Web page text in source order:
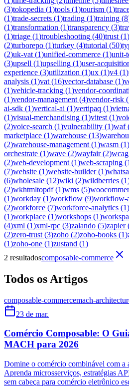
(3)tokopedia (1)tools (1)tourism (1)
(1)trade-secrets (1)trading (1)training (8
(1)transformation (1)transparency (3)
(1)triage (1)troubleshooting (40)trust (1)
(2)turborepo (1)turkey (4)tutorial (50)
(2)uk-vat (1)unified-commerce (1)unit-
(3)upsell (1)upselling (1)user-
experience (3)utilization (1)ux (1)v4 (1)
analysis (1)vat (16)vector-database (1)
(1)vehicle-tracking (1)vendor-
(1)vendor-management (4)vendor-risk (
ai-sdk (1)vertical-ai (1)vertipaq (1)
(1)visual-merchandising (1)vitest (1)
(2)voice-search (1)vulnerability (1)waf
marketplace (1)warehouse (13)
(2)warehouse-management (1)wasm (1)
orchestrate (1)wave (2)wayfair(2)wcag
(2)web-development (1)web-scraping (1
(7)website (1)website-builder(1)
(6)wholesale (12)wiki (2)wildberries (1
(2)wkhtmltopdf(1)wms (5)
(1)workday (1)workflow (9)workflow-
(2)workforce (7)workforce-analytics (1)
(1)workplace (1)workshops (1)
(4)xml (1)xml-rpc (3)zalando (5)zapier
(2)zero-trust (3)zoho (2)zoho-books (1)
(1)zoho-one (1)zustand (1)
2 resultadoscomposable-commerce
Todos os Artigos
composable-commercemach-
23 de mar.
Comércio Composable: O
MACH para 2026
Domine o comércio combinável com
Aprenda microsserviços, estratégias
sem cabeça para comércio eletrônico